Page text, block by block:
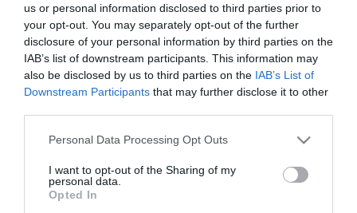
us or personal information disclosed to third parties prior to
your opt-out. You may separately opt-out of the further
disclosure of your personal information by third parties on the
IAB’s list of downstream participants. This information may
also be disclosed by us to third parties on the IAB’s List of
Downstream Participants that may further disclose it to other
Personal Data Processing Opt Outs
I want to opt-out of the Sharing of my
personal data.
Opted In
Pare essere uno stiramento la ragione per cui Superpippo
con maggior precisione nelle prossime ore, ma
orientativamente il grande numero 9 rossonero dovrebbe
rimettersi in sesto per la sfida di Glasgow contro il Celtic.
Ben più serio l'infortunio a Dida: potrebbe esserci un lungo